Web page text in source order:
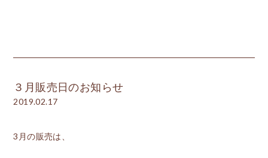
３月販売日のお知らせ
2019.02.17
3月の販売は、